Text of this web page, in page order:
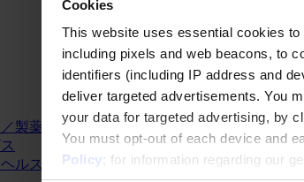
Cookies
This website uses essential cookies
including pixels and web beacons, to
identifiers (including IP address and
deliver targeted advertisements. You
your data for targeted advertising, by
You must opt-out of each device and
Policy; for information regarding our
製薬
ルスケアテクノロジー